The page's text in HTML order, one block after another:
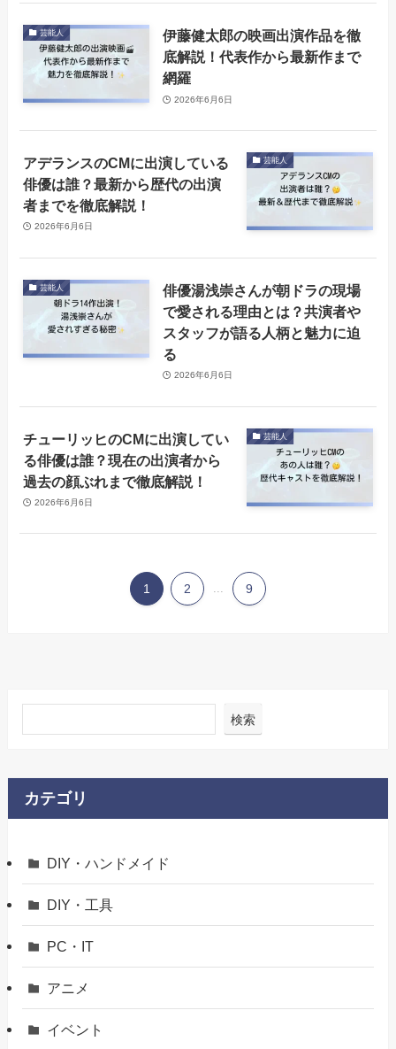
芸能人
伊藤健太郎の映画出演作品を徹
底解説！代表作から最新作まで
網羅
2026年6月6日
芸能人
アデランスのCMに出演している
俳優は誰？最新から歴代の出演
者までを徹底解説！
2026年6月6日
芸能人
俳優湯浅崇さんが朝ドラの現場
で愛される理由とは？共演者や
スタッフが語る人柄と魅力に迫
る
2026年6月6日
芸能人
チューリッヒのCMに出演してい
る俳優は誰？現在の出演者から
過去の顔ぶれまで徹底解説！
2026年6月6日
1 2 ... 9
検索
カテゴリ
DIY・ハンドメイド
DIY・工具
PC・IT
アニメ
イベント